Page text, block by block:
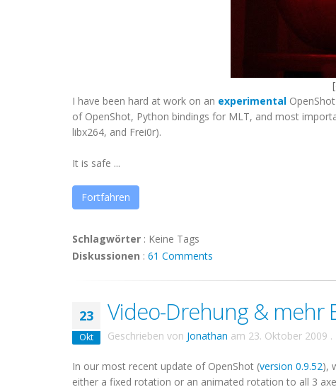
I have been hard at work on an experimental
of OpenShot, Python bindings for MLT, and most
libx264, and Frei0r).
It is safe ...
Fortfahren
Schlagwörter : Keine Tags
Diskussionen : 61 Comments
23
Okt
Video-Drehung & mehr
Geschrieben von Jonathan am 23. Oktober 2009 .
In our most recent update of OpenShot (version 0.9.52),
either a fixed rotation or an animated rotation to all 3